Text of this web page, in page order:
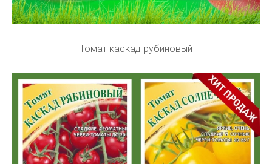
Томат каскад рубиновый